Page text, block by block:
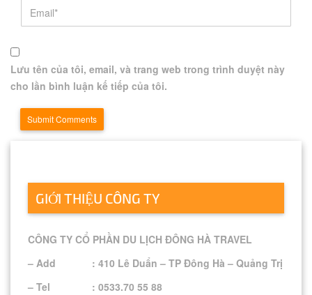
Lưu tên của tôi, email, và trang web trong trình duyệt này
cho lần bình luận kế tiếp của tôi.
GIỚI THIỆU CÔNG TY
CÔNG TY CỔ PHẦN DU LỊCH ĐÔNG HÀ TRAVEL
– Add : 410 Lê Duẩn – TP Đông Hà – Quảng Trị
– Tel : 0533.70 55 88